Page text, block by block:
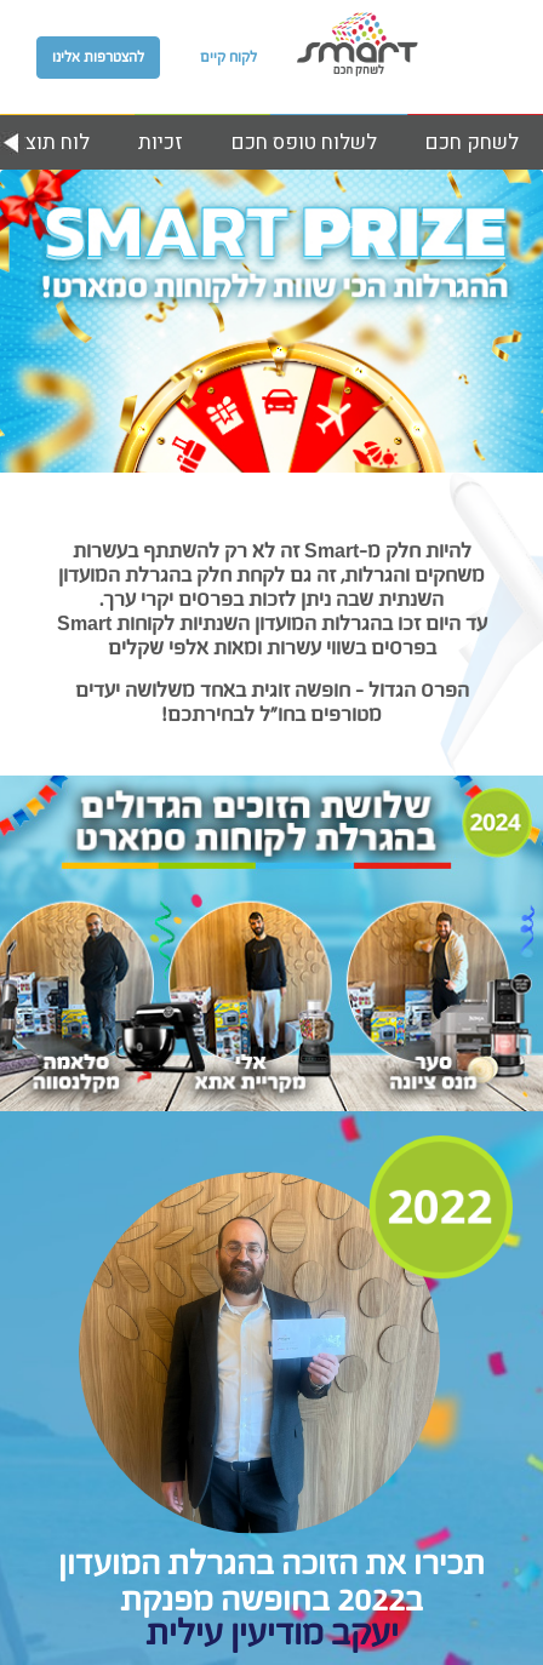
להצטרפות אלינו לקוח קיים
לוח זכיות לשלוח טופס חכם לשחק חכם
להיות חלק מ-Smartזה לא רק להשתתף בעשרות
משחקים והגרלות, זה גם לקחת חלק בהגרלת המועדון
השנתית שבה ניתן לזכות בפרסים יקרי ערך.
עד היום זכו בהגרלות המועדון השנתיות לקוחותSmart
בפרסים בשווי עשרות ומאות אלפי שקלים
הפרס הגדול - חופשה זוגית באחד משלושה יעדים
מטורפים בחו"ל לבחירתכם!
תכירו את הזוכה בהגרלת המועדון
ב2022 בחופשה מפנקת
יעקב מודיעין עילית